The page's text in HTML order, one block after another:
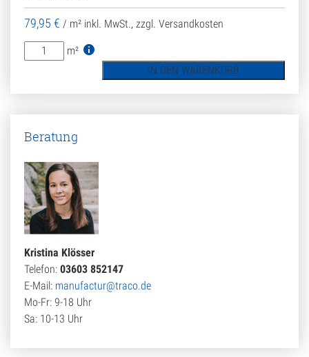
79,95 € / m² inkl. MwSt., zzgl. Versandkosten
Gartenplatte
Travertin
hell
m²
IN DEN WARENKORB
Beratung
Kristina Klösser
Telefon: 03603 852147
E-Mail: manufactur@traco.de
Mo-Fr: 9-18 Uhr
Sa: 10-13 Uhr